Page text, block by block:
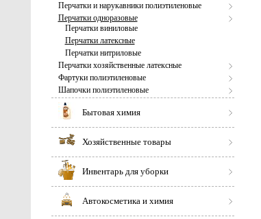
Перчатки и нарукавники полиэтиленовые
Перчатки одноразовые
Перчатки виниловые
Перчатки латексные
Перчатки нитриловые
Перчатки хозяйственные латексные
Фартуки полиэтиленовые
Шапочки полиэтиленовые
Бытовая химия
Хозяйственные товары
Инвентарь для уборки
Автокосметика и химия